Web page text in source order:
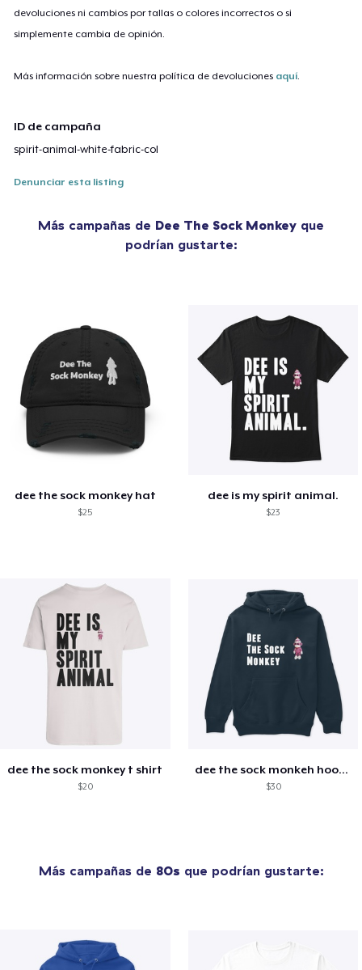
devoluciones ni cambios por tallas o colores incorrectos o si
simplemente cambia de opinión.
Más información sobre nuestra política de devoluciones aquí.
ID de campaña
spirit-animal-white-fabric-col
Denunciar esta listing
Más campañas de Dee The Sock Monkey que
podrían gustarte:
dee the sock monkey hat
$25
dee is my spirit animal.
$23
dee the sock monkey t shirt
$20
dee the sock monkeh hoodie
$30
Más campañas de 80s que podrían gustarte: